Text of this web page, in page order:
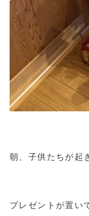
朝、子供たちが起
プレゼントが置い